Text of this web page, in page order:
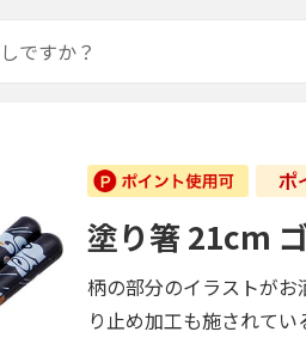
塗り箸 21cm
柄の部分のイラストが
り止め加工も施されて